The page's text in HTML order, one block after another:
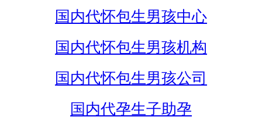
国内代怀包生男孩中心
国内代怀包生男孩机构
国内代怀包生男孩公司
国内代孕生子助孕